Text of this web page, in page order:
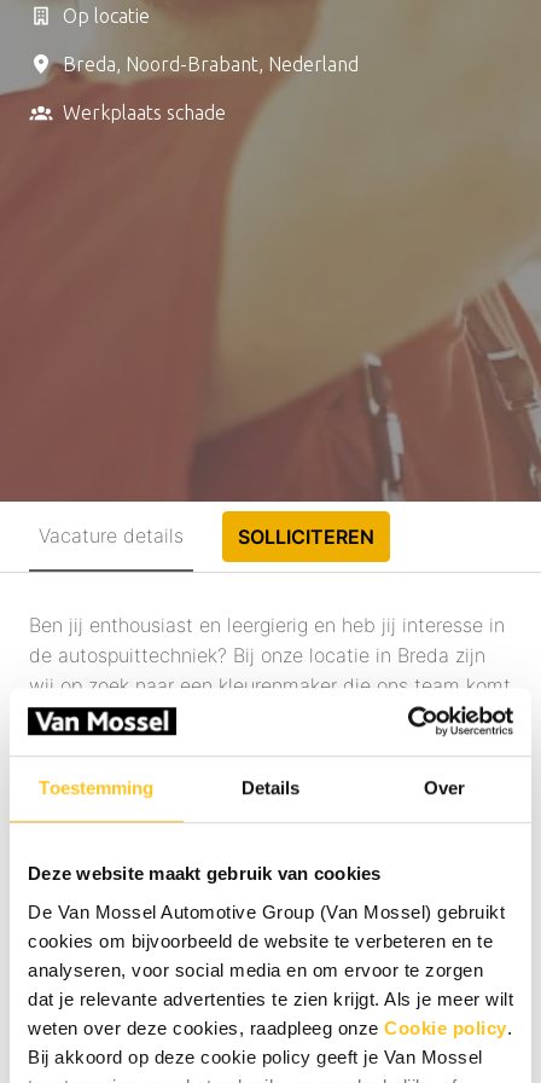
Toestemming Details Over
Deze website maakt gebruik van cookies
De Van Mossel Automotive Group (Van Mossel) gebruikt
cookies om bijvoorbeeld de website te verbeteren en te
analyseren, voor social media en om ervoor te zorgen
dat je relevante advertenties te zien krijgt. Als je meer wilt
weten over deze cookies, raadpleeg onze Cookie policy.
Bij akkoord op deze cookie policy geeft je Van Mossel
Op locatie
Breda, Noord-Brabant, Nederland
Werkplaats schade
Vacature details SOLLICITEREN
Ben jij enthousiast en leergierig en heb jij interesse in
de autospuittechniek? Bij onze locatie in Breda zijn
wij op zoek naar een kleurenmaker die ons team komt
versterken. Heb jij oog voor detail en werk je graag
met de nieuwste technologieën? Dan is deze functie
misschien wel iets voor jou! Schroom niet om contact
op te nemen als je vragen hebt.
Als kleurenmaker ben je verantwoordelijk voor het
meten van kleuren, het maken van de juiste
kleurnuances en het samenwerken met de spuiter om
het beste eindresultaat te behalen. Je taken
omvatten:
Kleuren meten met behulp van een
spectrometer om de juiste tinten vast te stellen.